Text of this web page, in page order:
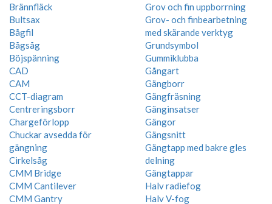
Brännfläck
Bultsax
Bågfil
Bågsåg
Böjspänning
CAD
CAM
CCT-diagram
Centreringsborr
Chargeförlopp
Chuckar avsedda för
gängning
Cirkelsåg
CMM Bridge
CMM Cantilever
CMM Gantry
Grov och fin uppborrning
Grov- och finbearbetning
med skärande verktyg
Grundsymbol
Gummiklubba
Gångart
Gängborr
Gängfräsning
Gänginsatser
Gängor
Gängsnitt
Gängtapp med bakre gles
delning
Gängtappar
Halv radiefog
Halv V-fog